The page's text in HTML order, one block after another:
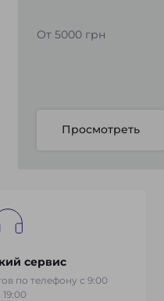
От 5000 грн
Просмотреть
сервис
по телефону с 9:00
19:00